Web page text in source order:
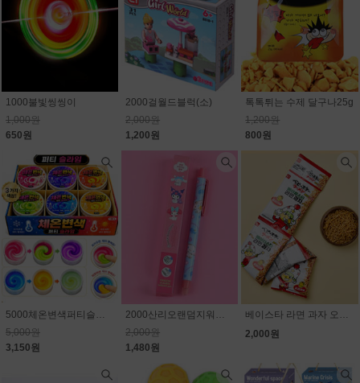
1000불빛씽씽이
1,000원
650원
2000걸월드블럭(소)
2,000원
1,200원
톡톡튀는 수제 달구나25g
1,200원
800원
5000체온변색퍼티슬라임
5,000원
3,150원
2000산리오랜덤지워지는볼펜
2,000원
1,480원
베이스타 라면 과자 오리지널 4p(줄줄이) 80g(20g×4개)
2,000원